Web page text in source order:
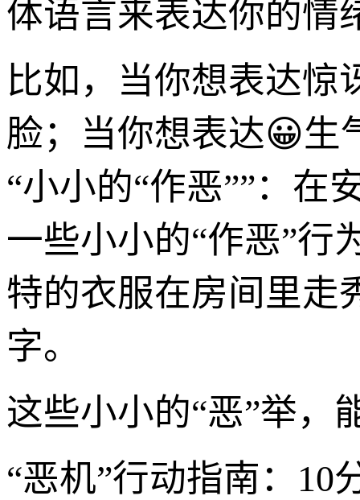
体语言来表达你的情
比如，当你想表达惊
脸；当你想表达😀生
“小小的“作恶””：在
一些小小的“作恶”行
特的衣服在房间里走
字。
这些小小的“恶”举，
“恶机”行动指南：10